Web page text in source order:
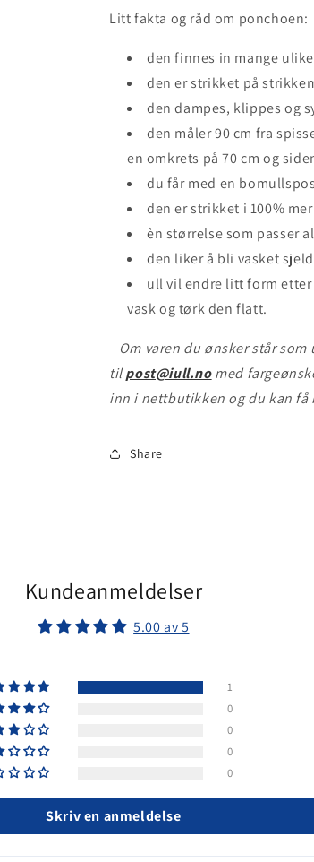
Litt fakta og råd om ponchoen:
den finnes in mange
den er strikket på
den dampes, klippes og
den måler 90 cm fra
en omkrets på 70 cm og
du får med en
den er strikket i 100%
èn størrelse som passer
den liker å bli vasket
ull vil endre litt form
vask og tørk den flatt.
Om varen du ønsker står
tilpost@iull.nomed
inn i nettbutikken og du kan få
Share
Kundeanmeldelser
5.00 av 5
1
0
0
0
0
Skriv en anmeldelse